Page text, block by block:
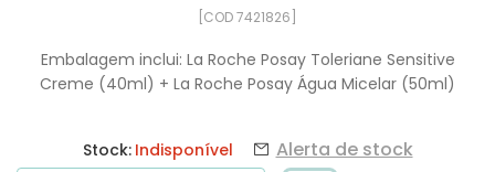
[COD 7421826]
Embalagem inclui: La Roche Posay Toleriane Sensitive
Creme (40ml) + La Roche Posay Água Micelar (50ml)
Stock: Indisponível Alerta de stock